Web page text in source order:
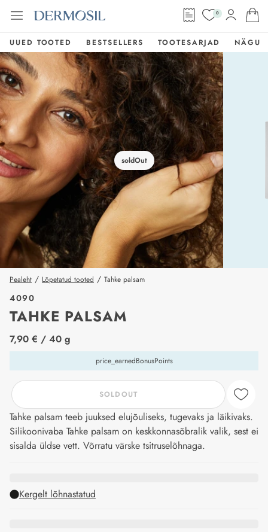
0
UUED TOOTED BESTSELLERS TOOTESARJAD NÄGU
soldOut
Pealeht / Lõpetatud tooted / Tahke palsam
4090
TAHKE PALSAM
price_label
7,90 € / 40 g
price_earnedBonusPoints
SOLDOUT
Tahke palsam teeb juuksed elujõuliseks, tugevaks ja läikivaks.
Silikoonivaba Tahke palsam on keskkonnasõbralik valik, sest ei
sisalda üldse vett. Võrratu värske tsitruselõhnaga.
Kergelt lõhnastatud